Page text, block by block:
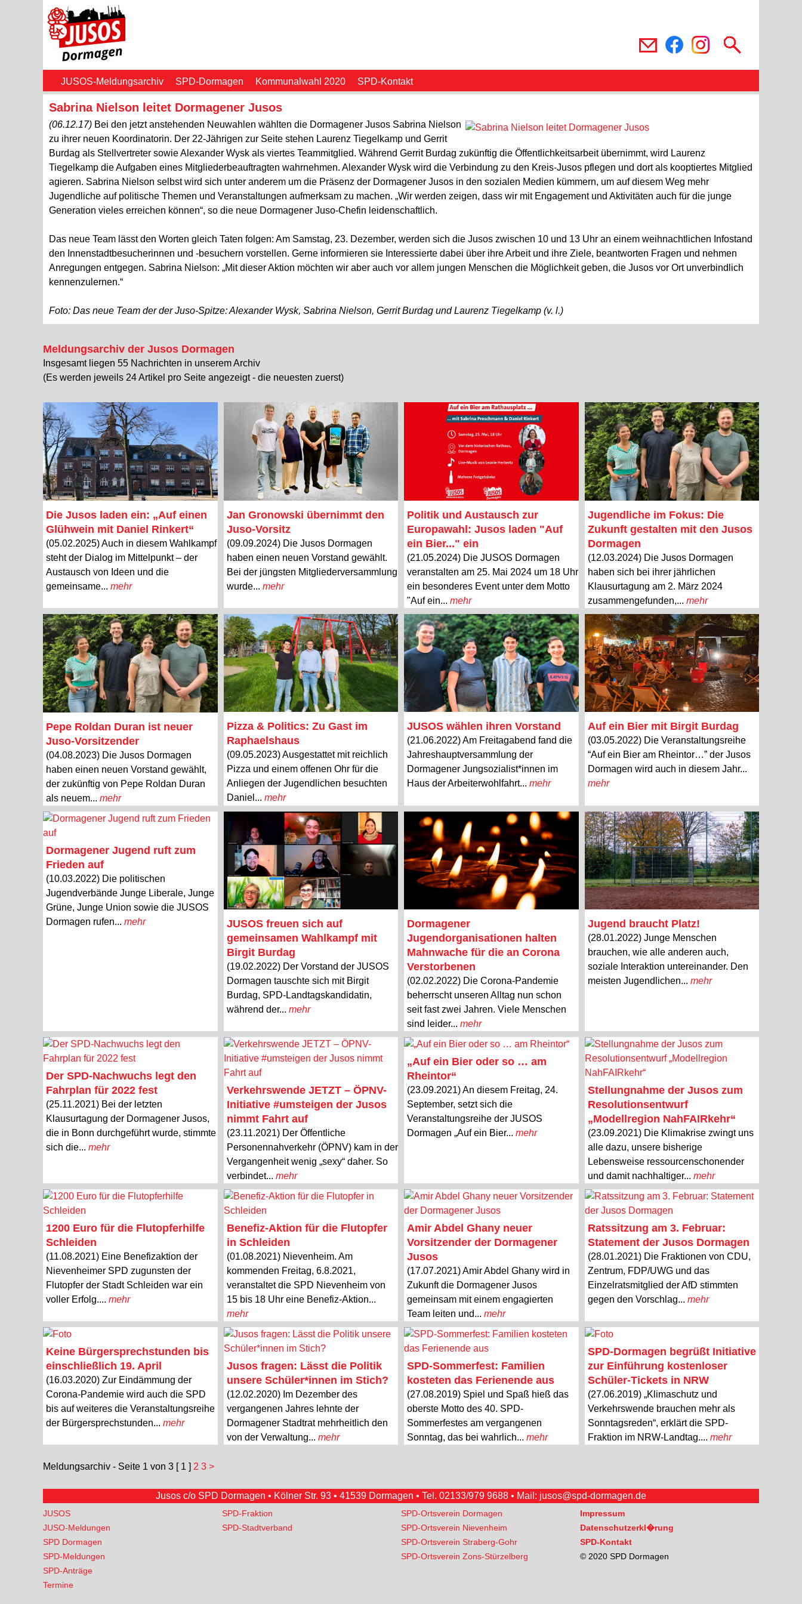
JUSOS-Meldungsarchiv SPD-Dormagen Kommunalwahl 2020 SPD-Kontakt
Sabrina Nielson leitet Dormagener Jusos
(06.12.17) Bei den jetzt anstehenden Neuwahlen wählten die Dormagener Jusos Sabrina Nielson
zu ihrer neuen Koordinatorin. Der 22-Jährigen zur Seite stehen Laurenz Tiegelkamp und Gerrit
Burdag als Stellvertreter sowie Alexander Wysk als viertes Teammitglied. Während Gerrit Burdag zukünftig die Öffentlichkeitsarbeit übernimmt, wird Laurenz
Tiegelkamp die Aufgaben eines Mitgliederbeauftragten wahrnehmen. Alexander Wysk wird die Verbindung zu den Kreis-Jusos pflegen und dort als kooptiertes Mitglied
agieren. Sabrina Nielson selbst wird sich unter anderem um die Präsenz der Dormagener Jusos in den sozialen Medien kümmern, um auf diesem Weg mehr
Jugendliche auf politische Themen und Veranstaltungen aufmerksam zu machen. „Wir werden zeigen, dass wir mit Engagement und Aktivitäten auch für die junge
Generation vieles erreichen können“, so die neue Dormagener Juso-Chefin leidenschaftlich.
Das neue Team lässt den Worten gleich Taten folgen: Am Samstag, 23. Dezember, werden sich die Jusos zwischen 10 und 13 Uhr an einem weihnachtlichen Infostand
den Innenstadtbesucherinnen und -besuchern vorstellen. Gerne informieren sie Interessierte dabei über ihre Arbeit und ihre Ziele, beantworten Fragen und nehmen
Anregungen entgegen. Sabrina Nielson: „Mit dieser Aktion möchten wir aber auch vor allem jungen Menschen die Möglichkeit geben, die Jusos vor Ort unverbindlich
kennenzulernen.“
Foto: Das neue Team der der Juso-Spitze: Alexander Wysk, Sabrina Nielson, Gerrit Burdag und Laurenz Tiegelkamp (v. l.)
Meldungsarchiv der Jusos Dormagen
Insgesamt liegen 55 Nachrichten in unserem Archiv
(Es werden jeweils 24 Artikel pro Seite angezeigt - die neuesten zuerst)
Die Jusos laden ein: „Auf einen
Glühwein mit Daniel Rinkert“
(05.02.2025) Auch in diesem Wahlkampf
steht der Dialog im Mittelpunkt – der
Austausch von Ideen und die
gemeinsame... mehr
Jan Gronowski übernimmt den
Juso-Vorsitz
(09.09.2024) Die Jusos Dormagen
haben einen neuen Vorstand gewählt.
Bei der jüngsten Mitgliederversammlung
wurde... mehr
Politik und Austausch zur
Europawahl: Jusos laden "Auf
ein Bier..." ein
(21.05.2024) Die JUSOS Dormagen
veranstalten am 25. Mai 2024 um 18 Uhr
ein besonderes Event unter dem Motto
"Auf ein... mehr
Jugendliche im Fokus: Die
Zukunft gestalten mit den Jusos
Dormagen
(12.03.2024) Die Jusos Dormagen
haben sich bei ihrer jährlichen
Klausurtagung am 2. März 2024
zusammengefunden,... mehr
Pepe Roldan Duran ist neuer
Juso-Vorsitzender
(04.08.2023) Die Jusos Dormagen
haben einen neuen Vorstand gewählt,
der zukünftig von Pepe Roldan Duran
als neuem... mehr
Pizza & Politics: Zu Gast im
Raphaelshaus
(09.05.2023) Ausgestattet mit reichlich
Pizza und einem offenen Ohr für die
Anliegen der Jugendlichen besuchten
Daniel... mehr
JUSOS wählen ihren Vorstand
(21.06.2022) Am Freitagabend fand die
Jahreshauptversammlung der
Dormagener Jungsozialist*innen im
Haus der Arbeiterwohlfahrt... mehr
Auf ein Bier mit Birgit Burdag
(03.05.2022) Die Veranstaltungsreihe
“Auf ein Bier am Rheintor…” der Jusos
Dormagen wird auch in diesem Jahr...
mehr
Dormagener Jugend ruft zum
Frieden auf
(10.03.2022) Die politischen
Jugendverbände Junge Liberale, Junge
Grüne, Junge Union sowie die JUSOS
Dormagen rufen... mehr
JUSOS freuen sich auf
gemeinsamen Wahlkampf mit
Birgit Burdag
(19.02.2022) Der Vorstand der JUSOS
Dormagen tauschte sich mit Birgit
Burdag, SPD-Landtagskandidatin,
während der... mehr
Dormagener
Jugendorganisationen halten
Mahnwache für die an Corona
Verstorbenen
(02.02.2022) Die Corona-Pandemie
beherrscht unseren Alltag nun schon
seit fast zwei Jahren. Viele Menschen
sind leider... mehr
Jugend braucht Platz!
(28.01.2022) Junge Menschen
brauchen, wie alle anderen auch,
soziale Interaktion untereinander. Den
meisten Jugendlichen... mehr
Der SPD-Nachwuchs legt den
Fahrplan für 2022 fest
(25.11.2021) Bei der letzten
Klausurtagung der Dormagener Jusos,
die in Bonn durchgeführt wurde, stimmte
sich die... mehr
Verkehrswende JETZT – ÖPNV-
Initiative #umsteigen der Jusos
nimmt Fahrt auf
(23.11.2021) Der Öffentliche
Personennahverkehr (ÖPNV) kam in der
Vergangenheit wenig „sexy“ daher. So
verbindet... mehr
„Auf ein Bier oder so … am
Rheintor“
(23.09.2021) An diesem Freitag, 24.
September, setzt sich die
Veranstaltungsreihe der JUSOS
Dormagen „Auf ein Bier... mehr
Stellungnahme der Jusos zum
Resolutionsentwurf
„Modellregion NahFAIRkehr“
(23.09.2021) Die Klimakrise zwingt uns
alle dazu, unsere bisherige
Lebensweise ressourcenschonender
und damit nachhaltiger... mehr
1200 Euro für die Flutopferhilfe
Schleiden
(11.08.2021) Eine Benefizaktion der
Nievenheimer SPD zugunsten der
Flutopfer der Stadt Schleiden war ein
voller Erfolg.... mehr
Benefiz-Aktion für die Flutopfer
in Schleiden
(01.08.2021) Nievenheim. Am
kommenden Freitag, 6.8.2021,
veranstaltet die SPD Nievenheim von
15 bis 18 Uhr eine Benefiz-Aktion...
mehr
Amir Abdel Ghany neuer
Vorsitzender der Dormagener
Jusos
(17.07.2021) Amir Abdel Ghany wird in
Zukunft die Dormagener Jusos
gemeinsam mit einem engagierten
Team leiten und... mehr
Ratssitzung am 3. Februar:
Statement der Jusos Dormagen
(28.01.2021) Die Fraktionen von CDU,
Zentrum, FDP/UWG und das
Einzelratsmitglied der AfD stimmten
gegen den Vorschlag... mehr
Keine Bürgersprechstunden bis
einschließlich 19. April
(16.03.2020) Zur Eindämmung der
Corona-Pandemie wird auch die SPD
bis auf weiteres die Veranstaltungsreihe
der Bürgersprechstunden... mehr
Jusos fragen: Lässt die Politik
unsere Schüler*innen im Stich?
(12.02.2020) Im Dezember des
vergangenen Jahres lehnte der
Dormagener Stadtrat mehrheitlich den
von der Verwaltung... mehr
SPD-Sommerfest: Familien
kosteten das Ferienende aus
(27.08.2019) Spiel und Spaß hieß das
oberste Motto des 40. SPD-
Sommerfestes am vergangenen
Sonntag, das bei wahrlich... mehr
SPD-Dormagen begrüßt Initiative
zur Einführung kostenloser
Schüler-Tickets in NRW
(27.06.2019) „Klimaschutz und
Verkehrswende brauchen mehr als
Sonntagsreden“, erklärt die SPD-
Fraktion im NRW-Landtag.... mehr
Meldungsarchiv - Seite 1 von 3 [ 1 ] 2 3 >
Jusos c/o SPD Dormagen • Kölner Str. 93 • 41539 Dormagen • Tel. 02133/979 9688 • Mail: jusos@spd-dormagen.de
JUSOS
JUSO-Meldungen
SPD Dormagen
SPD-Meldungen
SPD-Anträge
Termine
SPD-Fraktion
SPD-Stadtverband
SPD-Ortsverein Dormagen
SPD-Ortsverein Nievenheim
SPD-Ortsverein Straberg-Gohr
SPD-Ortsverein Zons-Stürzelberg
Impressum
Datenschutzerkl�rung
SPD-Kontakt
© 2020 SPD Dormagen